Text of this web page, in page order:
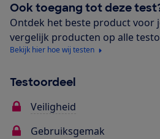
Ook toegang tot deze
Ontdek het beste product voor
vergelijk producten op alle
Bekijk hier hoe wij testen
Testoordeel
Veiligheid
Gebruiksgemak